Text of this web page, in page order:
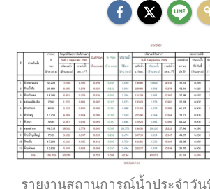
รายงานสถานการณ์น้ำประจำวั